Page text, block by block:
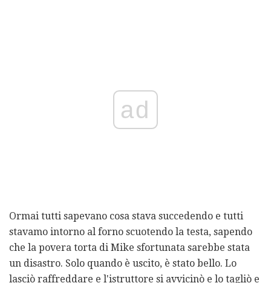
ad
Ormai tutti sapevano cosa stava succedendo e tutti
stavamo intorno al forno scuotendo la testa, sapendo
che la povera torta di Mike sfortunata sarebbe stata
un disastro. Solo quando è uscito, è stato bello. Lo
lasciò raffreddare e l'istruttore si avvicinò e lo tagliò e